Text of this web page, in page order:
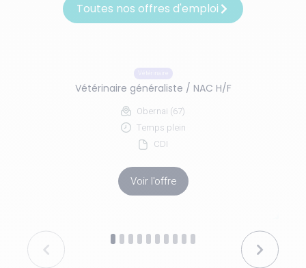
Toutes nos offres d'emploi
Vétérinaire généraliste / NAC H/F
Obernai (67)
Temps plein
CDI
Voir l'offre